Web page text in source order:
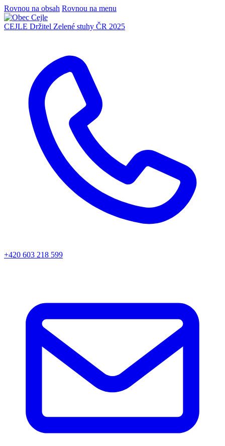
Rovnou na obsah Rovnou na menu
CEJLE Držitel Zelené stuhy ČR 2025
+420 603 218 599